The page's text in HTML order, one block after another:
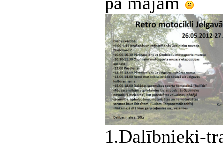
1.Dalībnieki-